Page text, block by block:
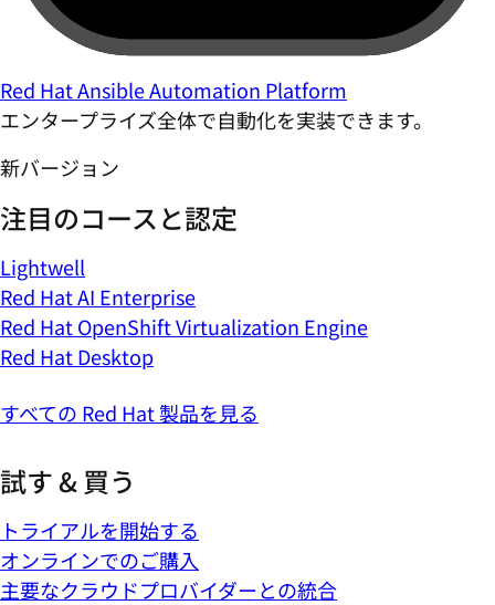
Red Hat Ansible Automation Platform
エンタープライズ全体で自動化を実装できます。
新バージョン
注目のコースと認定
Lightwell
Red Hat AI Enterprise
Red Hat OpenShift Virtualization Engine
Red Hat Desktop
すべての Red Hat 製品を見る
試す & 買う
トライアルを開始する
オンラインでのご購入
主要なクラウドプロバイダーとの統合